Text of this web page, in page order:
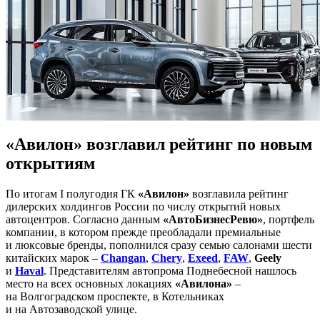
«Авилон» возглавил рейтинг по новым
открытиям
По итогам I полугодия ГК «Авилон» возглавила рейтинг
дилерских холдингов России по числу открытий новых
автоцентров. Согласно данным «АвтоБизнесРевю», портфель
компании, в котором прежде преобладали премиальные
и люксовые бренды, пополнился сразу семью салонами шести
китайских марок – Changan, Chery, Exeed, FAW, Geely
и Haval. Представителям автопрома Поднебесной нашлось
место на всех основных локациях «Авилона» –
на Волгоградском проспекте, в Котельниках
и на Автозаводской улице.